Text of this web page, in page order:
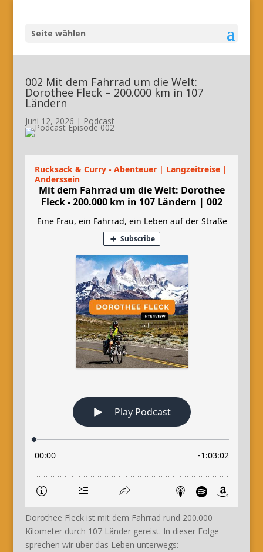
Seite wählen
002 Mit dem Fahrrad um die Welt:
Dorothee Fleck – 200.000 km in 107
Ländern
Juni 12, 2026 | Podcast
Dorothee Fleck ist mit dem Fahrrad rund 200.000
Kilometer durch 107 Länder gereist. In dieser Folge
sprechen wir über das Leben unterwegs: